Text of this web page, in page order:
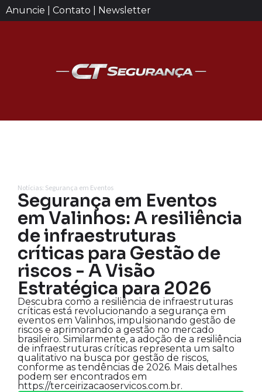
Anuncie | Contato | Newsletter
Notícias: Segurança em Eventos
Segurança em Eventos
em Valinhos: A resiliência
de infraestruturas
críticas para Gestão de
riscos - A Visão
Estratégica para 2026
Descubra como a resiliência de infraestruturas
críticas está revolucionando a segurança em
eventos em Valinhos, impulsionando gestão de
riscos e aprimorando a gestão no mercado
brasileiro. Similarmente, a adoção de a resiliência
de infraestruturas críticas representa um salto
qualitativo na busca por gestão de riscos,
conforme as tendências de 2026. Mais detalhes
podem ser encontrados em
https://terceirizacaoservicos.com.br.